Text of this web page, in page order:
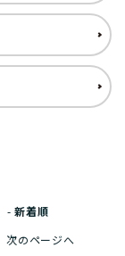
-新着順
次のページへ